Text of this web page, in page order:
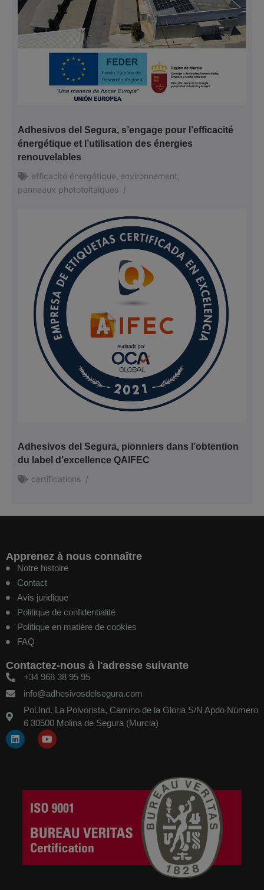
Adhesivos del Segura, s’engage pour l’efficacité
énergétique et l’utilisation des énergies
renouvelables
efficacité énergétique environnement
panneaux phototoltaïques /
Adhesivos del Segura, pionniers dans l’obtention
du label d’excellence QAIFEC
certifications /
Apprenez à nous connaître
Notre histoire
Contact
Avis juridique
Politique de confidentialité
Politique en matière de cookies
FAQ
Contactez-nous à l'adresse suivante
+34 968 38 95 95
info@adhesivosdelsegura.com
Pol.Ind. La Polvorista, Camino de la Gloria S/N Apdo Número
6 30500 Molina de Segura (Murcia)